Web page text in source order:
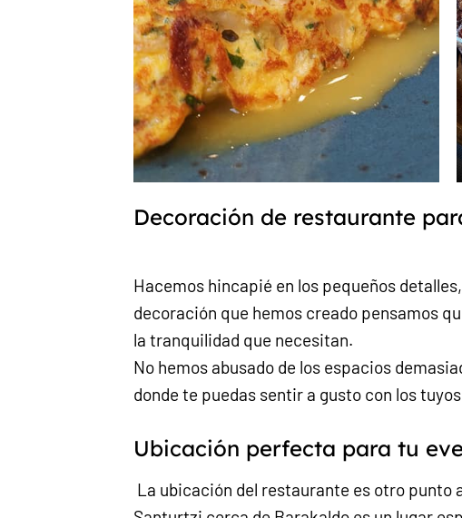
Decoración de restaurante
Hacemos hincapié en los pequeños
decoración que hemos creado pensamos
la tranquilidad que necesitan.
No hemos abusado de los espacios
donde te puedas sentir a gusto con los
Ubicación perfecta para tu
La ubicación del restaurante es otro punto